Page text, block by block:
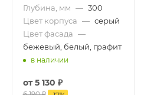
Глубина, мм — 300
Цвет корпуса — серый
Цвет фасада —
бежевый, белый, графит
в наличии
от5 130 ₽